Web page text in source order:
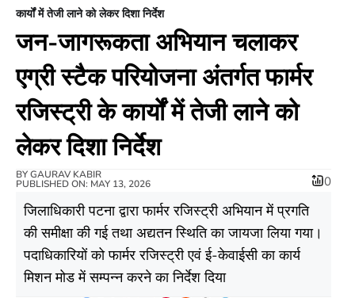
कार्यों में तेजी लाने को लेकर दिशा निर्देश
जन-जागरूकता अभियान चलाकर
एग्री स्टैक परियोजना अंतर्गत फार्मर
रजिस्ट्री के कार्यों में तेजी लाने को
लेकर दिशा निर्देश
BYGAURAV KABIR
PUBLISHED ON: MAY 13, 2026 0
जिलाधिकारी पटना द्वारा फार्मर रजिस्ट्री अभियान में प्रगति
की समीक्षा की गई तथा अद्यतन स्थिति का जायजा लिया गया।
पदाधिकारियों को फार्मर रजिस्ट्री एवं ई-केवाईसी का कार्य
मिशन मोड में सम्पन्न करने का निर्देश दिया